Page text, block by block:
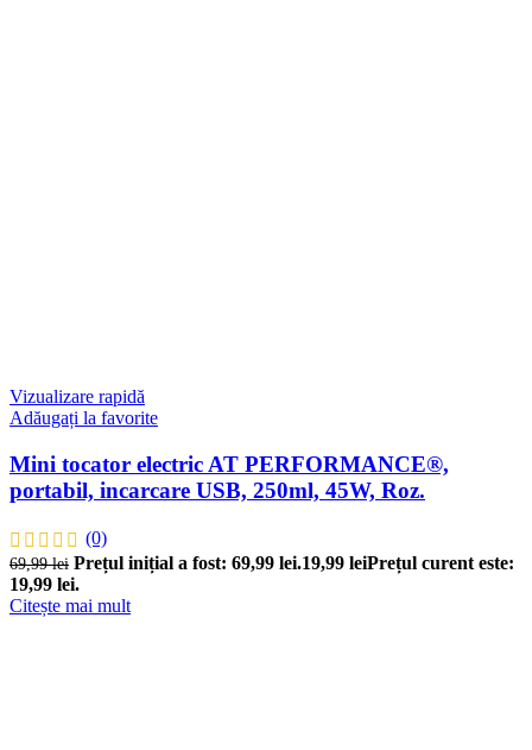
Vizualizare rapidă
Adăugați la favorite
Mini tocator electric AT PERFORMANCE®,
portabil, incarcare USB, 250ml, 45W, Roz.
(0)
69,99lei Prețul inițial a fost: 69,99 lei.19,99 leiPrețul curent este:
19,99 lei.
Citește mai mult